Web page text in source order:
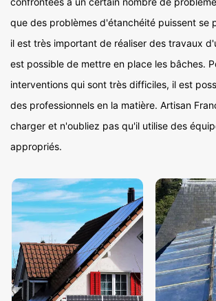
que des problèmes d'étanchéité puissent se
il est très important de réaliser des travaux
est possible de mettre en place les bâches.
interventions qui sont très difficiles, il est
des professionnels en la matière. Artisan
charger et n'oubliez pas qu'il utilise des
appropriés.